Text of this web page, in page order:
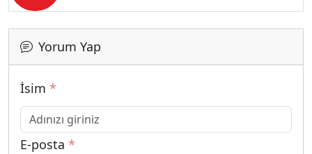
Yorum Yap
İsim *
E-posta *